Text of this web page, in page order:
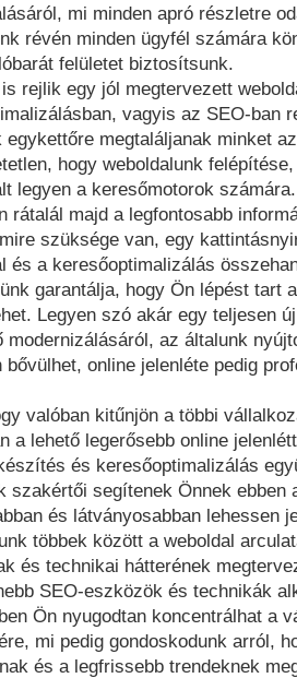
mi minden apró részletre
révén minden ügyfél számára
felületet biztosítsunk.
rejlik egy jól megtervezett
vagyis az SEO-ban
egykettőre megtaláljanak minket
hogy weboldalunk
legyen a keresőmotorok
rátalál majd a legfontosabb
szüksége van, egy
és a keresőoptimalizálás
garantálja, hogy Ön lépést tart
Legyen szó akár egy teljesen
modernizálásáról, az általunk
bővülhet, online jelenléte pedig
valóban kitűnjön a többi
a lehető legerősebb online
és keresőoptimalizálás
szakértői segítenek Önnek ebben
és látványosabban lehessen
többek között a weboldal
és technikai hátterének
SEO-eszközök és technikák
Ön nyugodtan koncentrálhat a
mi pedig gondoskodunk arról,
és a legfrissebb trendeknek